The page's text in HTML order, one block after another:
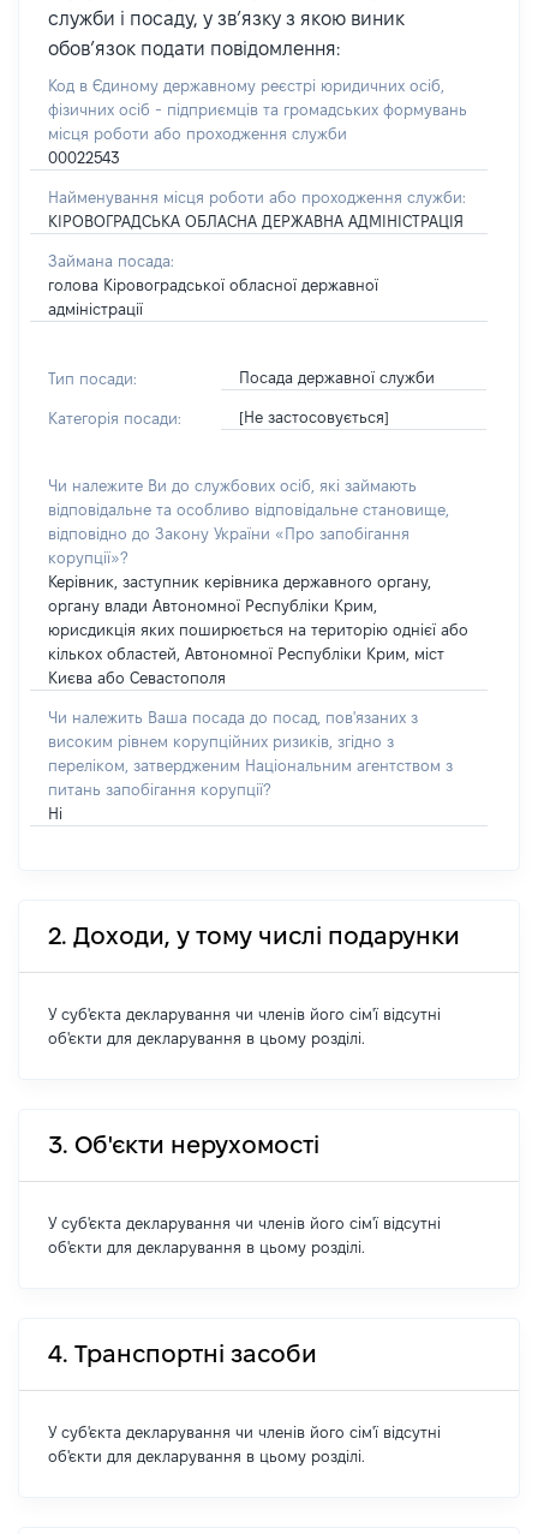
служби і посаду, у зв’язку з якою виник
обов’язок подати повідомлення:
Код в Єдиному державному реєстрі юридичних осіб,
фізичних осіб - підприємців та громадських формувань
місця роботи або проходження служби
00022543
Найменування місця роботи або проходження служби:
КІРОВОГРАДСЬКА ОБЛАСНА ДЕРЖАВНА АДМІНІСТРАЦІЯ
Займана посада:
голова Кіровоградської обласної державної
адміністрації
Тип посади: Посада державної служби
Категорія посади: [Не застосовується]
Чи належите Ви до службових осіб, які займають
відповідальне та особливо відповідальне становище,
відповідно до Закону України «Про запобігання
корупції»?
Керівник, заступник керівника державного органу,
органу влади Автономної Республіки Крим,
юрисдикція яких поширюється на територію однієї або
кількох областей, Автономної Республіки Крим, міст
Києва або Севастополя
Чи належить Ваша посада до посад, пов'язаних з
високим рівнем корупційних ризиків, згідно з
переліком, затвердженим Національним агентством з
питань запобігання корупції?
Ні
2. Доходи, у тому числі подарунки
У суб'єкта декларування чи членів його сім'ї відсутні
об'єкти для декларування в цьому розділі.
3. Об'єкти нерухомості
У суб'єкта декларування чи членів його сім'ї відсутні
об'єкти для декларування в цьому розділі.
4. Транспортні засоби
У суб'єкта декларування чи членів його сім'ї відсутні
об'єкти для декларування в цьому розділі.